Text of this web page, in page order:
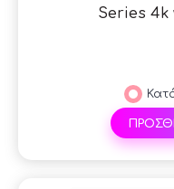
Series 4k